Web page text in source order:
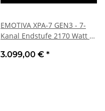
EMOTIVA XPA-7 GEN3 - 7-
Kanal Endstufe 2170 Watt |
3.099,00 € *